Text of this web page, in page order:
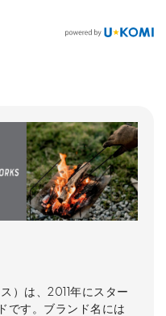
）は、2011年にスター
です。ブランド名には